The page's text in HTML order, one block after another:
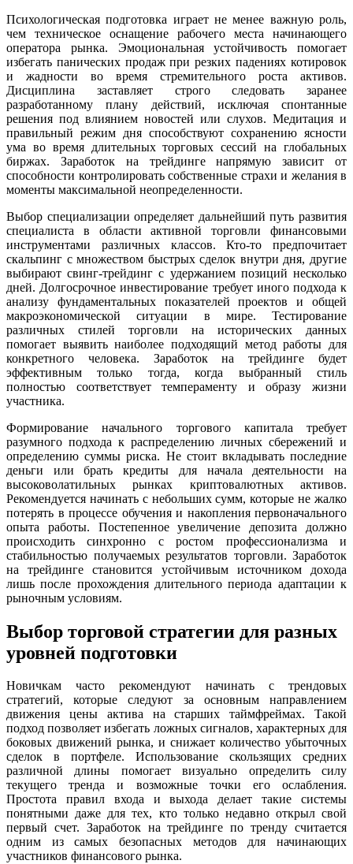
Психологическая подготовка играет не менее важную роль,
чем техническое оснащение рабочего места начинающего
оператора рынка. Эмоциональная устойчивость помогает
избегать панических продаж при резких падениях котировок
и жадности во время стремительного роста активов.
Дисциплина заставляет строго следовать заранее
разработанному плану действий, исключая спонтанные
решения под влиянием новостей или слухов. Медитация и
правильный режим дня способствуют сохранению ясности
ума во время длительных торговых сессий на глобальных
биржах. Заработок на трейдинге напрямую зависит от
способности контролировать собственные страхи и желания в
моменты максимальной неопределенности.
Выбор специализации определяет дальнейший путь развития
специалиста в области активной торговли финансовыми
инструментами различных классов. Кто-то предпочитает
скальпинг с множеством быстрых сделок внутри дня, другие
выбирают свинг-трейдинг с удержанием позиций несколько
дней. Долгосрочное инвестирование требует иного подхода к
анализу фундаментальных показателей проектов и общей
макроэкономической ситуации в мире. Тестирование
различных стилей торговли на исторических данных
помогает выявить наиболее подходящий метод работы для
конкретного человека. Заработок на трейдинге будет
эффективным только тогда, когда выбранный стиль
полностью соответствует темпераменту и образу жизни
участника.
Формирование начального торгового капитала требует
разумного подхода к распределению личных сбережений и
определению суммы риска. Не стоит вкладывать последние
деньги или брать кредиты для начала деятельности на
высоковолатильных рынках криптовалютных активов.
Рекомендуется начинать с небольших сумм, которые не жалко
потерять в процессе обучения и накопления первоначального
опыта работы. Постепенное увеличение депозита должно
происходить синхронно с ростом профессионализма и
стабильностью получаемых результатов торговли. Заработок
на трейдинге становится устойчивым источником дохода
лишь после прохождения длительного периода адаптации к
рыночным условиям.
Выбор торговой стратегии для разных
уровней подготовки
Новичкам часто рекомендуют начинать с трендовых
стратегий, которые следуют за основным направлением
движения цены актива на старших таймфреймах. Такой
подход позволяет избегать ложных сигналов, характерных для
боковых движений рынка, и снижает количество убыточных
сделок в портфеле. Использование скользящих средних
различной длины помогает визуально определить силу
текущего тренда и возможные точки его ослабления.
Простота правил входа и выхода делает такие системы
понятными даже для тех, кто только недавно открыл свой
первый счет. Заработок на трейдинге по тренду считается
одним из самых безопасных методов для начинающих
участников финансового рынка.